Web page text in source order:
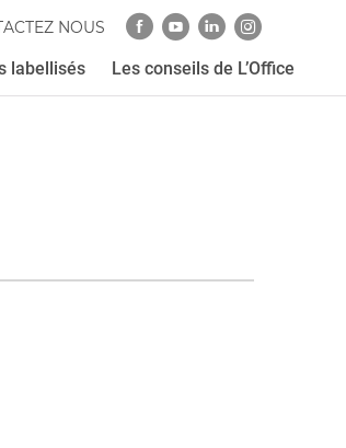
NOUS
labellisés Les conseils de L’Office